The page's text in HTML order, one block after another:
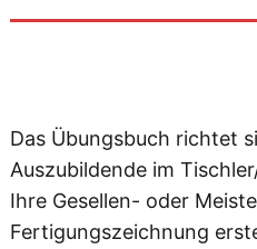
g
i
s
t
Das Übungsbuch richtet
Auszubildende im
Ihre Gesellen- oder
Fertigungszeichnung